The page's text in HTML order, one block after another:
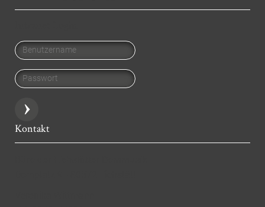
Benutzername
Passwort
Kontakt